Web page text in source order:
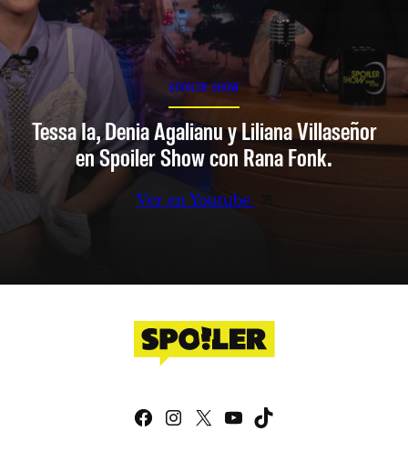
SPOILER SHOW
Tessa Ia, Denia Agalianu y Liliana Villaseñor
en Spoiler Show con Rana Fonk.
Ver en Youtube
Facebook
Instagram
X YouTube